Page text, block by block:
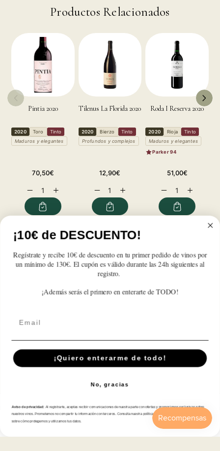
Productos Relacionados
Pintia 2020
2020 Toro
Tinto
Maduros y elegantes
Precio
70,50€
Reducir
cantidad
para
Tesalia
Aumentar
cantidad
para
Tesalia
Tilenus La Florida 2020
2020 Bierzo
Tinto
Profundos y complejos
Precio
12,90€
Reducir
cantidad
para
Tesalia
Aumentar
cantidad
para
Tesalia
Roda I Reserva 2020
2020 Rioja
Tinto
Maduros y elegantes
Parker 94
Precio
51,00€
Reducir
cantidad
para
Tesalia
Aumentar
cantidad
para
Tesalia
Reseñas de Clientes
Sé el primero en escribir una reseña
Write a review
Suscríbete A Nuestra Newsletter
Tienda
Atención al cliente
Cuenta Carrito
¡10€ de DESCUENTO!
Regístrate y recibe 10€ de descuento en tu primer pedido de vinos por
un mínimo de 130€. El cupón es válido durante las 24h siguientes al
registro.
¡Además serás el primero en enterarte de TODO!
¡Quiero enterarme de todo!
No, gracias
Aviso de privacidad: Al registrarte, aceptas recibir comunicaciones de nuestra parte con ofertas y promociones exclusivas sobre
nuestros vinos. Prometemos no compartir tu información con terceros. Consulta nuestra política de privacidad para más detalles
sobre cómo protegemos y utilizamos tus datos.